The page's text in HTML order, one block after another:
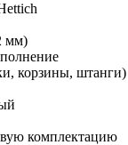
мм)
корзины, штанги)
комплектацию